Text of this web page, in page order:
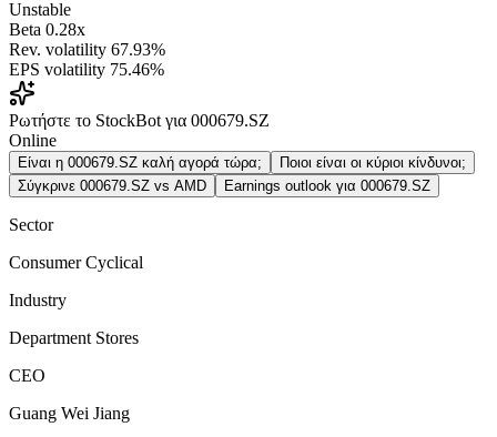
Unstable
Beta 0.28x
Rev. volatility 67.93%
EPS volatility 75.46%
Ρωτήστε το StockBot για 000679.SZ
Online
Είναι η 000679.SZ καλή αγορά τώρα;
Ποιοι είναι οι κύριοι κίνδυνοι;
Σύγκρινε 000679.SZ vs AMD
Earnings outlook για 000679.SZ
Sector
Consumer Cyclical
Industry
Department Stores
CEO
Guang Wei Jiang